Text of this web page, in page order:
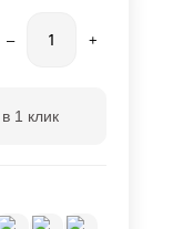
– +
1 клик